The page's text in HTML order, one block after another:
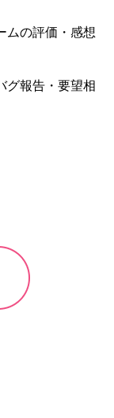
ムの評価・感想
グ報告・要望相